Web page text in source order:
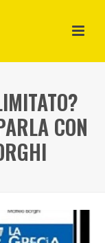
CON